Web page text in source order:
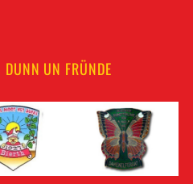
DUNN UN FRÜNDE